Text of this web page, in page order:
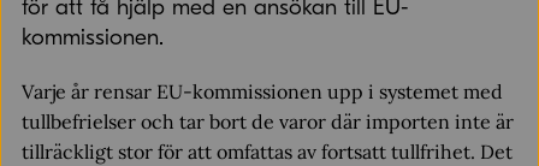
för att få hjälp med en ansökan till EU-
kommissionen.
Varje år rensar EU-kommissionen upp i systemet med
tullbefrielser och tar bort de varor där importen inte är
tillräckligt stor för att omfattas av fortsatt tullfrihet. Det